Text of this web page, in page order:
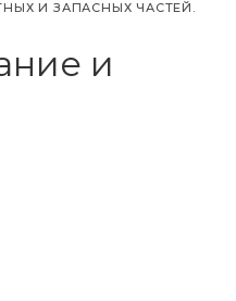
И ЗАПАСНЫХ ЧАСТЕЙ.
и